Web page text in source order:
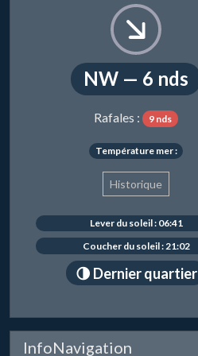
NW — 6 nds
Rafales : 9 nds
Température mer :
Historique
Lever du soleil : 06:41
Coucher du soleil : 21:02
🌗 Dernier quartier
InfoNavigation